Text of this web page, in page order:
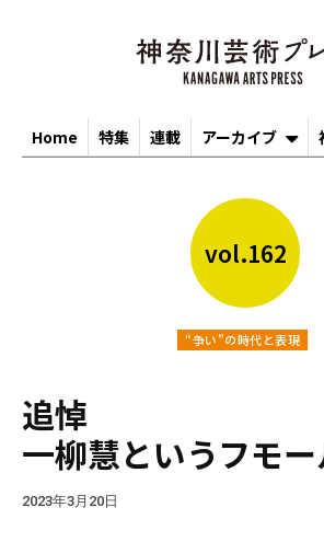
Home 特集 連載 アーカイブ
vol.162
“争い”の時代と表現
追悼
一柳慧というフモ
2023年3月20日